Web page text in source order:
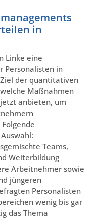
in
Linke eine
Personalisten in
der quantitativen
Maßnahmen
anbieten, um
Teams,
Weiterbildung
Arbeitnehmer sowie
jüngeren
Personalisten
wenig bis gar
das Thema